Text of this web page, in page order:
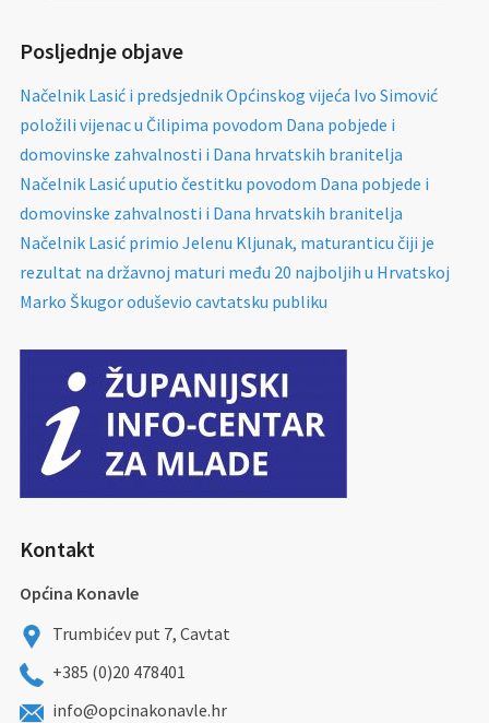
Posljednje objave
Načelnik Lasić i predsjednik Općinskog vijeća Ivo Simović
položili vijenac u Čilipima povodom Dana pobjede i
domovinske zahvalnosti i Dana hrvatskih branitelja
Načelnik Lasić uputio čestitku povodom Dana pobjede i
domovinske zahvalnosti i Dana hrvatskih branitelja
Načelnik Lasić primio Jelenu Kljunak, maturanticu čiji je
rezultat na državnoj maturi među 20 najboljih u Hrvatskoj
Marko Škugor oduševio cavtatsku publiku
Kontakt
Općina Konavle
Trumbićev put 7, Cavtat
+385 (0)20 478401
info@opcinakonavle.hr